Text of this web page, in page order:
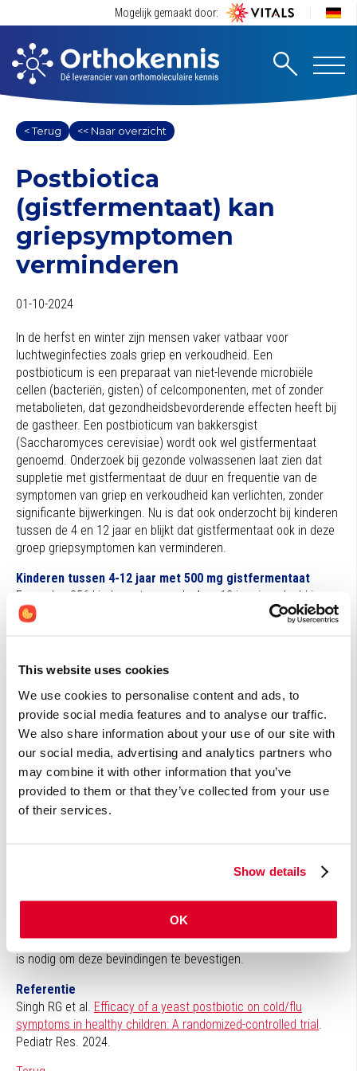
This website uses cookies
We use cookies to personalise content and ads, to
provide social media features and to analyse our traffic.
We also share information about your use of our site with
our social media, advertising and analytics partners who
may combine it with other information that you’ve
provided to them or that they’ve collected from your use
of their services.
Show details
OK
Mogelijk gemaakt door:
< Terug << Naar overzicht
Postbiotica
(gistfermentaat) kan
griepsymptomen
verminderen
01-10-2024
In de herfst en winter zijn mensen vaker vatbaar voor
luchtweginfecties zoals griep en verkoudheid. Een
postbioticum is een preparaat van niet-levende microbiële
cellen (bacteriën, gisten) of celcomponenten, met of zonder
metabolieten, dat gezondheidsbevorderende effecten heeft bij
de gastheer. Een postbioticum van bakkersgist
(Saccharomyces cerevisiae) wordt ook wel gistfermentaat
genoemd. Onderzoek bij gezonde volwassenen laat zien dat
suppletie met gistfermentaat de duur en frequentie van de
symptomen van griep en verkoudheid kan verlichten, zonder
significante bijwerkingen. Nu is dat ook onderzocht bij kinderen
tussen de 4 en 12 jaar en blijkt dat gistfermentaat ook in deze
groep griepsymptomen kan verminderen.
Kinderen tussen 4-12 jaar met 500 mg gistfermentaat
Er werden 256 kinderen tussen de 4 en 12 jaar ingedeeld in
twee groepen. De ene groep kreeg een placebo en de andere
duurde de studie 84 dagen. Aan de hand van een specifieke
(CARIFS) werden de symptomen bijgehouden. Daarnaast
werden ook de duur en ernst van de symptomen, de
hoeveelheid gemiste school- of opvangdagen en het gebruik
van medicatie in kaart gebracht.
Significant minder ernstige griepsymptomen
Het bleek dat de groep die postbiotica kreeg significant minder
ernstige verkoudheids-/griepsymptomen had vergeleken met
de placebogroep. Ook waren er minder deelnemers die
placebogroep. Suppletie was veilig en werd goed verdragen.
Het lijkt erop dat suppletie met postbiotica een positief effect
heeft op het immuunsysteem van kinderen. Verder onderzoek
is nodig om deze bevindingen te bevestigen.
Referentie
Singh RG et al. Efficacy of a yeast postbiotic on cold/flu
symptoms in healthy children: A randomized-controlled trial .
Pediatr Res. 2024.